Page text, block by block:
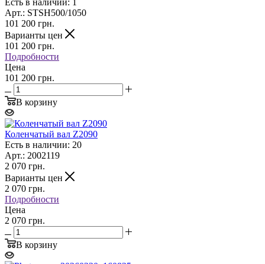
Арт.: STSH500/1050
101 200 грн.
Варианты цен
101 200 грн.
Подробности
Цена
101 200 грн.
В корзину
Коленчатый вал Z2090
Есть в наличии: 20
Арт.: 2002119
2 070 грн.
Варианты цен
2 070 грн.
Подробности
Цена
2 070 грн.
В корзину